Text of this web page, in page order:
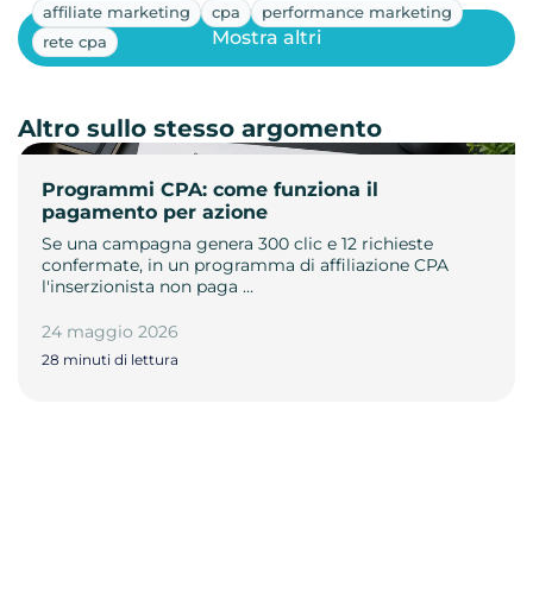
affiliate marketing cpa
performance marketing
rete cpa
Programmi CPA: come funziona il
pagamento per azione
Se una campagna genera 300 clic e 12 richieste
confermate, in un programma di affiliazione CPA
l'inserzionista non paga …
24 maggio 2026
28 minuti di lettura
Mostra altri
Altro sullo stesso argomento